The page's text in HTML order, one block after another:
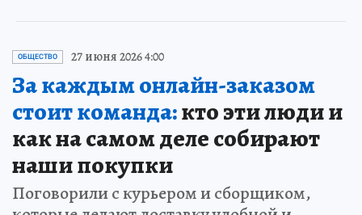
ОБЩЕСТВО 27 июня 2026 4:00
За каждым онлайн-заказом
стоит команда:кто эти люди и
как на самом деле собирают
наши покупки
Поговорили с курьером и сборщиком,